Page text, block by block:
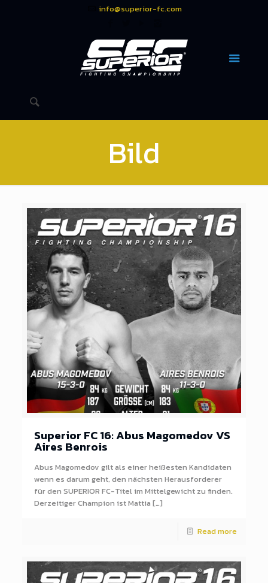
info@superior-fc.com
Bild
Superior FC 16: Abus Magomedov VS
Aires Benrois
Abus Magomedov gilt als einer heißesten Kandidaten
wenn es darum geht, den nächsten Herausforderer
für den SUPERIOR FC-Titel im Mittelgewicht zu finden.
Derzeitiger Champion ist Mattia […]
Read more